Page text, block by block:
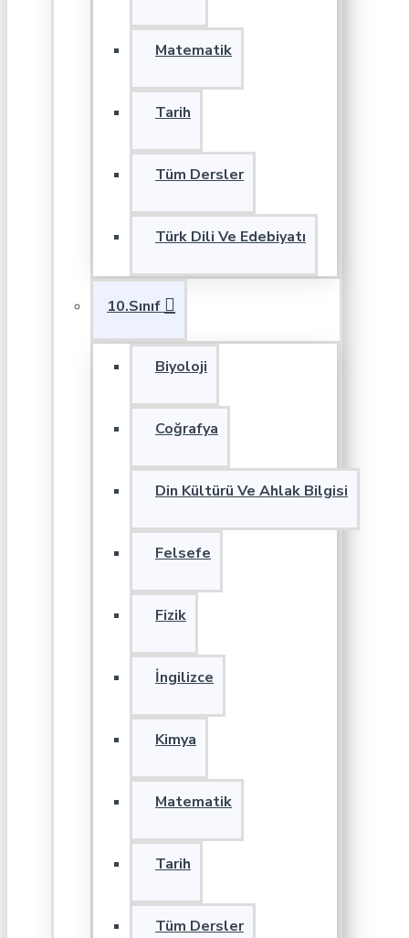
Matematik
Tarih
Tüm Dersler
Türk Dili Ve Edebiyatı
10.Sınıf
Biyoloji
Coğrafya
Din Kültürü Ve Ahlak Bilgisi
Felsefe
Fizik
İngilizce
Kimya
Matematik
Tarih
Tüm Dersler